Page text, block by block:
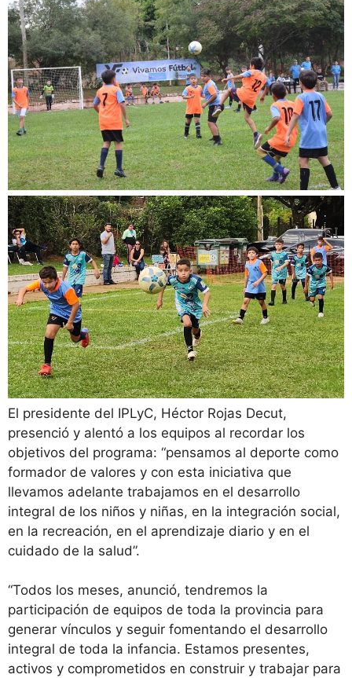
El presidente del IPLyC, Héctor Rojas Decut,
presenció y alentó a los equipos al recordar los
objetivos del programa: “pensamos al deporte como
formador de valores y con esta iniciativa que
llevamos adelante trabajamos en el desarrollo
integral de los niños y niñas, en la integración social,
en la recreación, en el aprendizaje diario y en el
cuidado de la salud”.
“Todos los meses, anunció, tendremos la
participación de equipos de toda la provincia para
generar vínculos y seguir fomentando el desarrollo
integral de toda la infancia. Estamos presentes,
activos y comprometidos en construir y trabajar para